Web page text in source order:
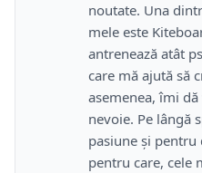
noutate. Una
mele este
antrenează atât
care mă ajută să
asemenea, îmi
nevoie. Pe lângă
pasiune și
pentru care, cele